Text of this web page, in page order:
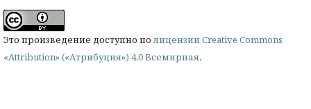
Это произведение доступно полицензии Creative Commons
«Attribution» («Атрибуция») 4.0 Всемирная.